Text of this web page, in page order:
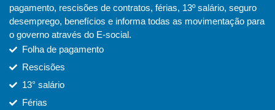
pagamento, rescisões de contratos, férias, 13º salário, seguro
desemprego, benefícios e informa todas as movimentação para
o governo através do E-social.
Folha de pagamento
Rescisões
13° salário
Férias